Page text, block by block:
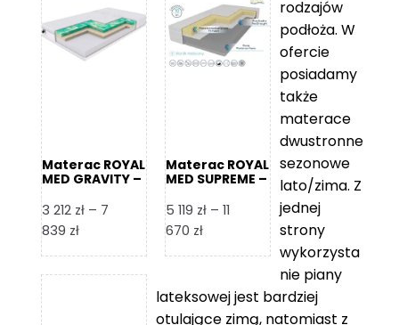
8
739 zł
6
044 zł
Materac ROYAL
MED GRAVITY –
3 212 zł – 7
839 złZakres
od
Materac ROYAL
MED SUPREME –
5 119 zł – 11
670 złZakres
5
119 zł
rodzajów
podłoża. W
ofercie
posiadamy
także
materace
dwustronne
sezonowe
lato/zima. Z
jednej
strony
wykorzysta
nie piany
lateksowej jest bardziej
otulające zimą, natomiast z